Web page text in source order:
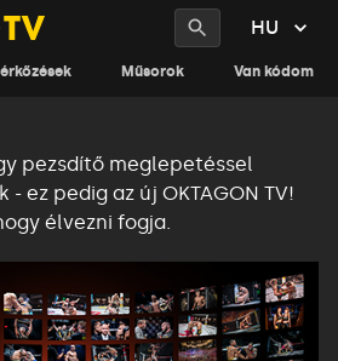
Műsorok Van kódom
HU
új OKTAGON TV-ben!
pezsdítő meglepetéssel
ez pedig az új OKTAGON TV!
élvezni fogja.